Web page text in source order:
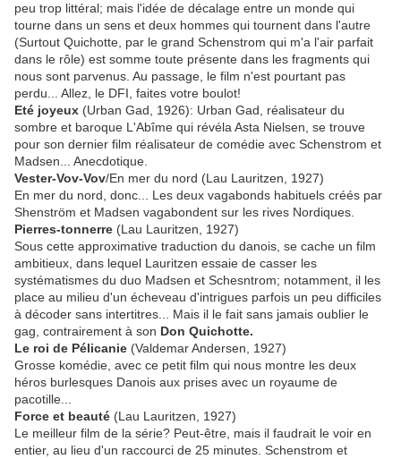
peu trop littéral; mais l'idée de décalage entre un monde qui
tourne dans un sens et deux hommes qui tournent dans l'autre
(Surtout Quichotte, par le grand Schenstrom qui m'a l'air parfait
dans le rôle) est somme toute présente dans les fragments qui
nous sont parvenus. Au passage, le film n'est pourtant pas
perdu... Allez, le DFI, faites votre boulot!
Eté joyeux (Urban Gad, 1926): Urban Gad, réalisateur du
sombre et baroque L'Abîme qui révéla Asta Nielsen, se trouve
pour son dernier film réalisateur de comédie avec Schenstrom et
Madsen... Anecdotique.
Vester-Vov-Vov/En mer du nord (Lau Lauritzen, 1927)
En mer du nord, donc... Les deux vagabonds habituels créés par
Shenström et Madsen vagabondent sur les rives Nordiques.
Pierres-tonnerre (Lau Lauritzen, 1927)
Sous cette approximative traduction du danois, se cache un film
ambitieux, dans lequel Lauritzen essaie de casser les
systématismes du duo Madsen et Schesntrom; notamment, il les
place au milieu d'un écheveau d'intrigues parfois un peu difficiles
à décoder sans intertitres... Mais il le fait sans jamais oublier le
gag, contrairement à son Don Quichotte.
Le roi de Pélicanie (Valdemar Andersen, 1927)
Grosse komédie, avec ce petit film qui nous montre les deux
héros burlesques Danois aux prises avec un royaume de
pacotille...
Force et beauté (Lau Lauritzen, 1927)
Le meilleur film de la série? Peut-être, mais il faudrait le voir en
entier, au lieu d'un raccourci de 25 minutes. Schenstrom et